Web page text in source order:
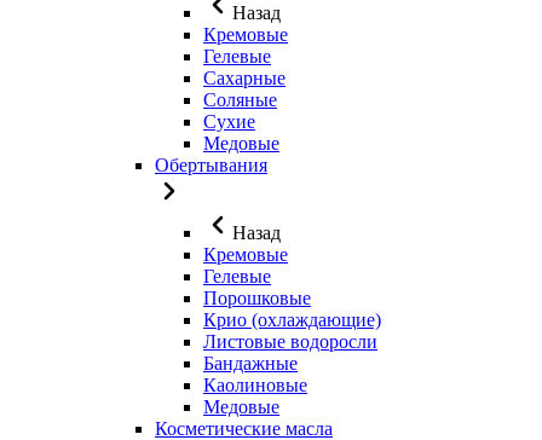
Назад
Кремовые
Гелевые
Сахарные
Соляные
Сухие
Медовые
Обертывания
Назад
Кремовые
Гелевые
Порошковые
Крио (охлаждающие)
Листовые водоросли
Бандажные
Каолиновые
Медовые
Косметические масла